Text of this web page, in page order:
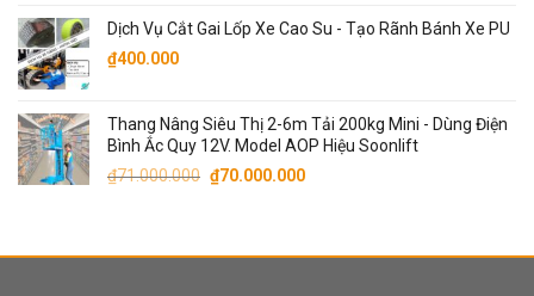
là:
tại
Dịch Vụ Cắt Gai Lốp Xe Cao Su - Tạo Rãnh Bánh Xe PU
₫400.000
Thang Nâng Siêu Thị 2-6m Tải 200kg Mini - Dùng Điện
Bình Ắc Quy 12V. Model AOP Hiệu Soonlift
₫71.000.000 Giá
₫70.000.000Giá